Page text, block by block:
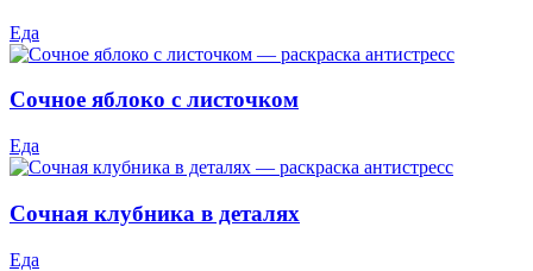
Еда
Сочное яблоко с листочком
Еда
Сочная клубника в деталях
Еда